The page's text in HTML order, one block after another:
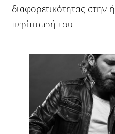
διαφορετικότητας στην
περίπτωσή του.